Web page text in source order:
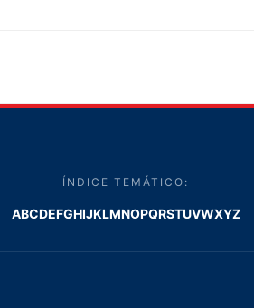
ÍNDICE TEMÁTICO:
ABCDEFGHIJKLMNOPQRSTUVWXYZ